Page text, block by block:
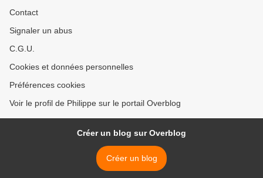
Contact
Signaler un abus
C.G.U.
Cookies et données personnelles
Préférences cookies
Voir le profil de Philippe sur le portail Overblog
Créer un blog sur Overblog
Créer un blog